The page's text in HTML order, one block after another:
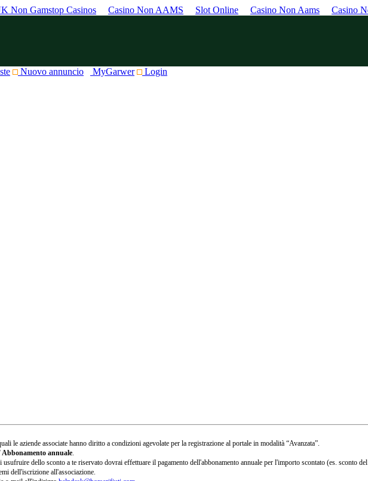
Non Gamstop Casinos Casino Non AAMS Slot Online Casino Non Aams Casino
Nuovo annuncio MyGarwer Login
le aziende associate hanno diritto a condizioni agevolate per la registrazione al portale in modalità “Avanzata”.
Abbonamento annuale.
usufruire dello sconto a te riservato dovrai effettuare il pagamento dell'abbonamento annuale per l'importo scontato (es.
dell'iscrizione all'associazione.